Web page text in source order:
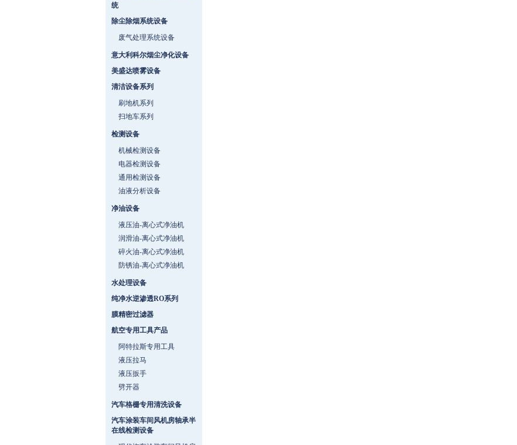
统
除尘除烟系统设备
废气处理系统设备
意大利科尔烟尘净化设备
美盛达喷雾设备
清洁设备系列
刷地机系列
扫地车系列
检测设备
机械检测设备
电器检测设备
通用检测设备
油液分析设备
净油设备
液压油-离心式净油机
润滑油-离心式净油机
碎火油-离心式净油机
防锈油-离心式净油机
水处理设备
纯净水逆渗透RO系列
膜精密过滤器
航空专用工具产品
阿特拉斯专用工具
液压拉马
液压扳手
劈开器
汽车格栅专用清洗设备
汽车涂装车间风机房轴承半
在线检测设备